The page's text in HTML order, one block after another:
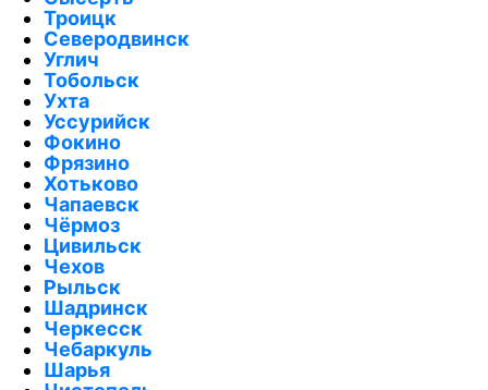
Троицк
Северодвинск
Углич
Тобольск
Ухта
Уссурийск
Фокино
Фрязино
Хотьково
Чапаевск
Чёрмоз
Цивильск
Чехов
Рыльск
Шадринск
Черкесск
Чебаркуль
Шарья